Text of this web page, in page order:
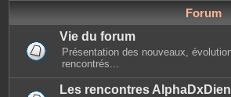
Forum
Vie du forum
Présentation des nouveaux,
rencontrés...
Les rencontres